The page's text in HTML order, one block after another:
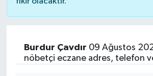
Burdur Çavdır 09 Ağustos
nöbetçi eczane adres, telefon